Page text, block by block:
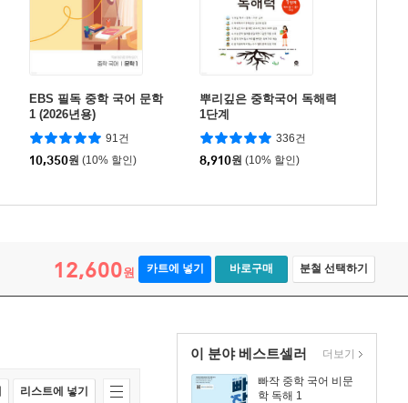
EBS 필독 중학 국어 문학
1 (2026년용)
91건
10,350원 (10% 할인)
뿌리깊은 중학국어 독해력
1단계
336건
8,910원 (10% 할인)
12,600원 카트에 넣기 바로구매 분철 선택하기
이 분야 베스트셀러
빠작 중학 국어 비문
학 독해 1
더보기
리스트에 넣기